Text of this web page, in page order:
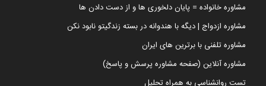
مشاوره خانواده = پایان دلخوری ها و از دست دادن ها
مشاوره ازدواج | دیگه با هندوانه در بسته زندگیتو نابود نکن
مشاوره تلفنی با برترین های ایران
مشاوره آنلاین (صفحه مشاوره پرسش و پاسخ)
تست روانشناسی به همراه تحلیل